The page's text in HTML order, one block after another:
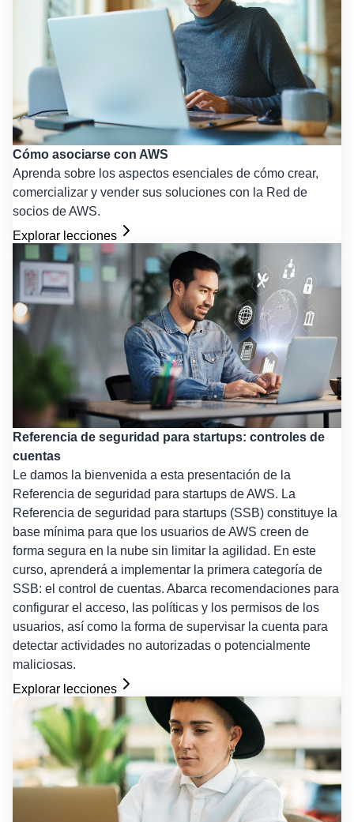
Cómo asociarse con AWS
Aprenda sobre los aspectos esenciales de cómo crear,
comercializar y vender sus soluciones con la Red de
socios de AWS.
Explorar lecciones
Referencia de seguridad para startups: controles de
cuentas
Le damos la bienvenida a esta presentación de la
Referencia de seguridad para startups de AWS. La
Referencia de seguridad para startups (SSB) constituye la
base mínima para que los usuarios de AWS creen de
forma segura en la nube sin limitar la agilidad. En este
curso, aprenderá a implementar la primera categoría de
SSB: el control de cuentas. Abarca recomendaciones para
configurar el acceso, las políticas y los permisos de los
usuarios, así como la forma de supervisar la cuenta para
detectar actividades no autorizadas o potencialmente
maliciosas.
Explorar lecciones